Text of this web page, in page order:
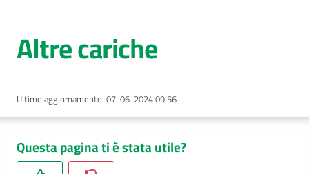
Azienda
Luoghi
di
cura
Altre cariche
Ultimo aggiornamento: 07-06-2024 09:56
Questa pagina ti è stata utile?